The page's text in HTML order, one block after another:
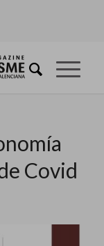
Covid
Covid